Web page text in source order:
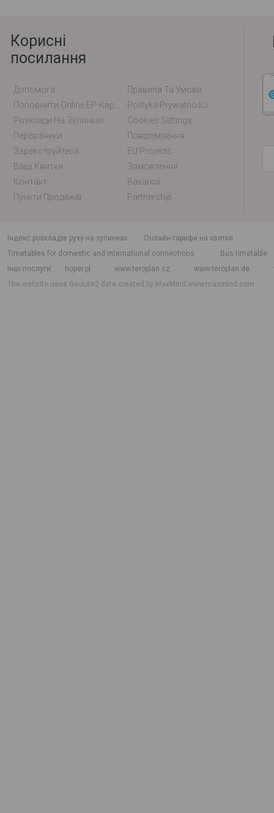
Корисні
посилання
Допомога
Правила Та Умови
Polityka Prywatności
Розклади На Зупинках
Cookies Settings
Перевізники
Повідомлення
Зареєструйтеся
EU Projects
Ваші Квитки
Замовлення
Контакт
Вакансії
Пункти Продажів
Partnership
індекс розкладів руху на зупинках
Онлайн-тарифи на квитки
Timetables for domestic and international connections
Bus timetable
Інші послуги
hoper.pl www.teroplan.cz www.teroplan.de
The website uses GeoLite2 data created by MaxMindwww.maxmind.com